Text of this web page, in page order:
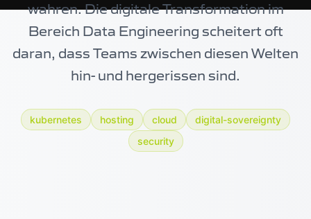
wahren. Die digitale Transformation im
Bereich Data Engineering scheitert oft
daran, dass Teams zwischen diesen Welten
hin- und hergerissen sind.
kubernetes hosting cloud
digital-sovereignty
security